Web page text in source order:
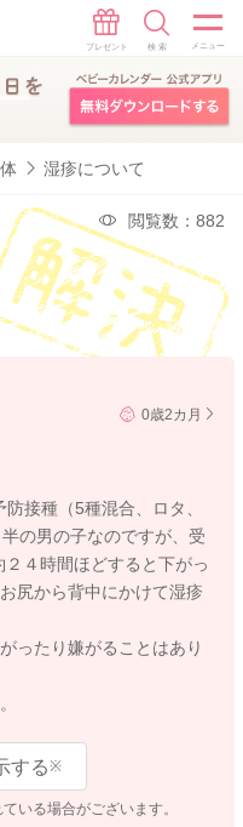
湿疹について
閲覧数：882
0歳2カ月
接種（5種混合、ロタ、
の男の子なのですが、受
４時間ほどすると下がっ
尻から背中にかけて湿疹
ったり嫌がることはあり
する※
いる場合がございます。